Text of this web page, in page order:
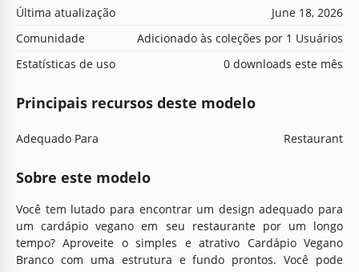
Última atualização
June 18, 2026
Comunidade
Adicionado às coleções por 1 Usuários
Estatísticas de uso
0 downloads este mês
Principais recursos deste modelo
Adequado Para Restaurant
Sobre este modelo
Você tem lutado para encontrar um design adequado para
um cardápio vegano em seu restaurante por um longo
tempo? Aproveite o simples e atrativo Cardápio Vegano
Branco com uma estrutura e fundo prontos. Você pode